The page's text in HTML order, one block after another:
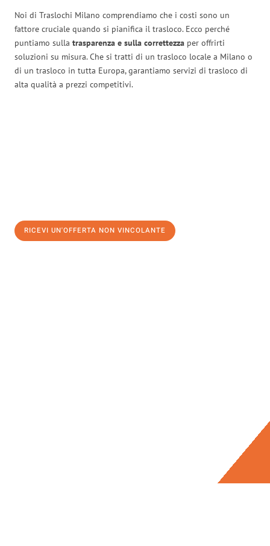
Noi di Traslochi Milano comprendiamo che i costi sono un
fattore cruciale quando si pianifica il trasloco. Ecco perché
puntiamo sulla trasparenza e sulla correttezza per offrirti
soluzioni su misura. Che si tratti di un trasloco locale a Milano o
di un trasloco in tutta Europa, garantiamo servizi di trasloco di
alta qualità a prezzi competitivi.
RICEVI UN'OFFERTA NON VINCOLANTE